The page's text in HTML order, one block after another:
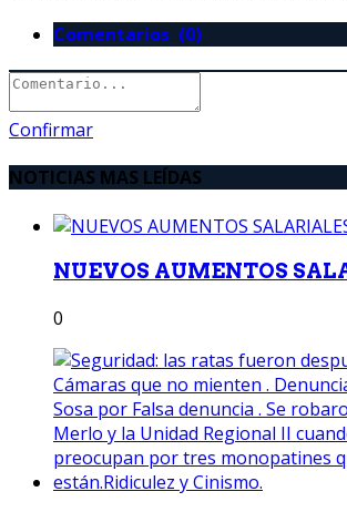
Comentarios (0)
Confirmar
NOTICIAS MAS LEÍDAS
NUEVOS AUMENTOS
0